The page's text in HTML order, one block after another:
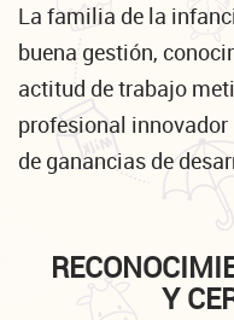
La familia de la
buena gestión,
actitud de trabajo
profesional
de ganancias de
Y